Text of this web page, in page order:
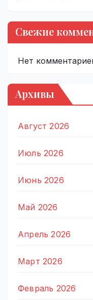
Свежие
Нет
Архивы
Август 2026
Июль 2026
Июнь 2026
Май 2026
Апрель 2026
Март 2026
Февраль 2026